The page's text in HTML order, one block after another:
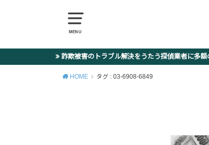
MENU
詐欺被害のトラブル解決をうたう探偵業者に
HOME タグ : 03-6908-6849